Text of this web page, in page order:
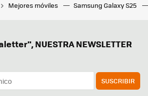
Mejores móviles Samsung Galaxy S25
NUESTRA NEWSLETTER
SUSCRIBIR